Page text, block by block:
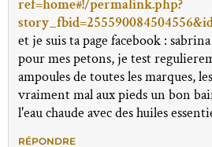
ref=home#!/permalink.php?
et je suis ta page facebook :
pour mes petons, je test
ampoules de toutes les marques,
vraiment mal aux pieds un bon
l'eau chaude avec des huiles
RÉPONDRE